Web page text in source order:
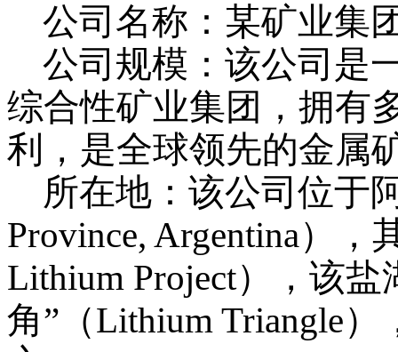
公司名称：某矿业集
公司规模：该公司是
综合性矿业集团，拥有
利，是全球领先的金属
所在地：该公司位于
Province, Argentina）
Lithium Project），该
角”（Lithium Triangle